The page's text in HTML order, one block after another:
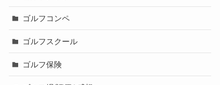
ゴルフコンペ
ゴルフスクール
ゴルフ保険